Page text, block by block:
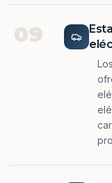
09